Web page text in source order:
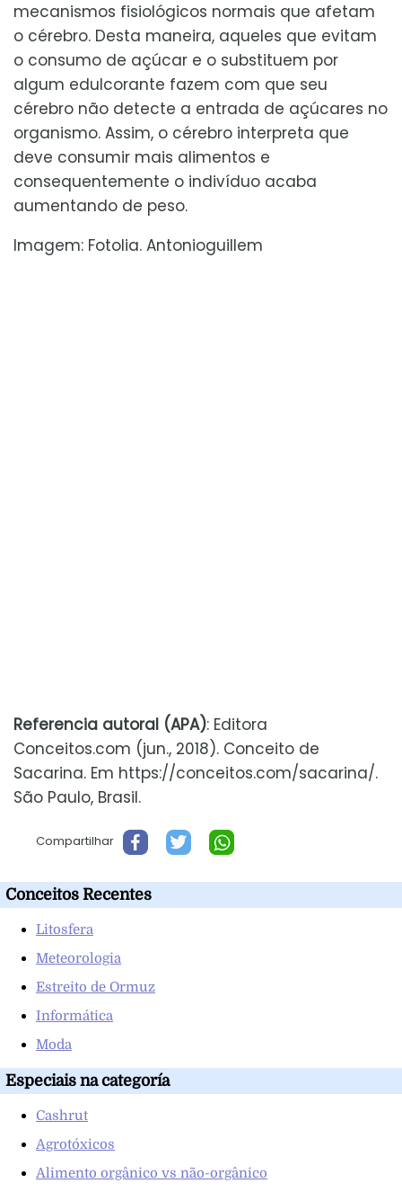
mecanismos fisiológicos normais que afetam
o cérebro. Desta maneira, aqueles que evitam
o consumo de açúcar e o substituem por
algum edulcorante fazem com que seu
cérebro não detecte a entrada de açúcares no
organismo. Assim, o cérebro interpreta que
deve consumir mais alimentos e
consequentemente o indivíduo acaba
aumentando de peso.
Imagem: Fotolia. Antonioguillem
Referencia autoral (APA): Editora
Conceitos.com (jun., 2018). Conceito de
Sacarina. Em https://conceitos.com/sacarina/.
São Paulo, Brasil.
Compartilhar
Conceitos Recentes
Litosfera
Meteorologia
Estreito de Ormuz
Informática
Moda
Especiais na categoría
Cashrut
Agrotóxicos
Alimento orgânico vs não-orgânico